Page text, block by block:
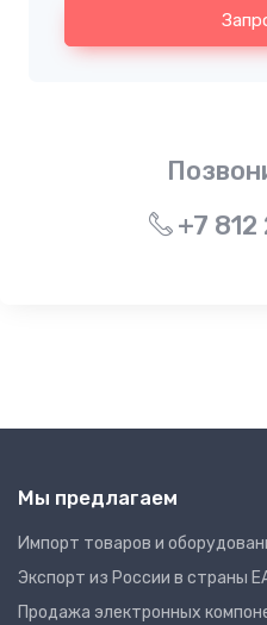
+7
Мы предлагаем
Импорт товаров и
Экспорт из России в страны
Продажа электронных